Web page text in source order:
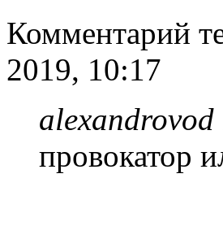
Комментарий
2019, 10:17
alexandrovod
провокатор